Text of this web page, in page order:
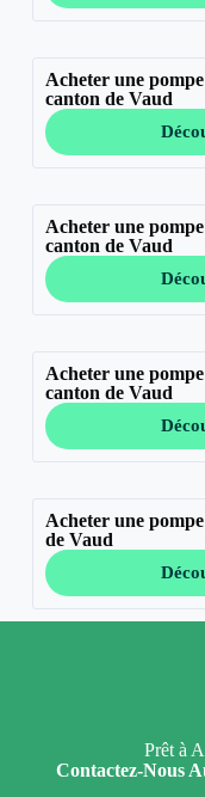
Acheter une
canton de Vaud
Acheter une
canton de Vaud
Acheter une
canton de Vaud
Acheter une
de Vaud
Prêt à
Contactez-Nous